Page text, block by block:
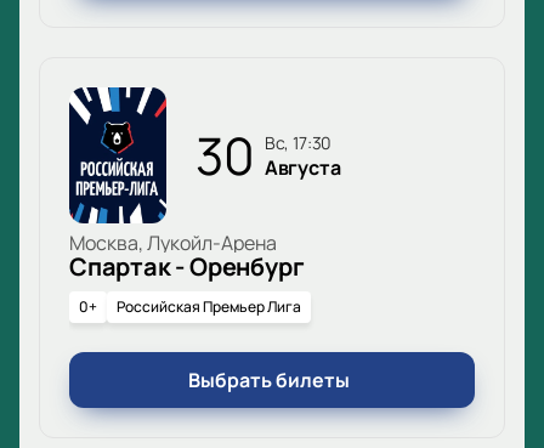
30 вс, 17:30
Августа
Москва, Лукойл-Арена
Спартак - Оренбург
0+ Российская Премьер Лига
Выбрать билеты